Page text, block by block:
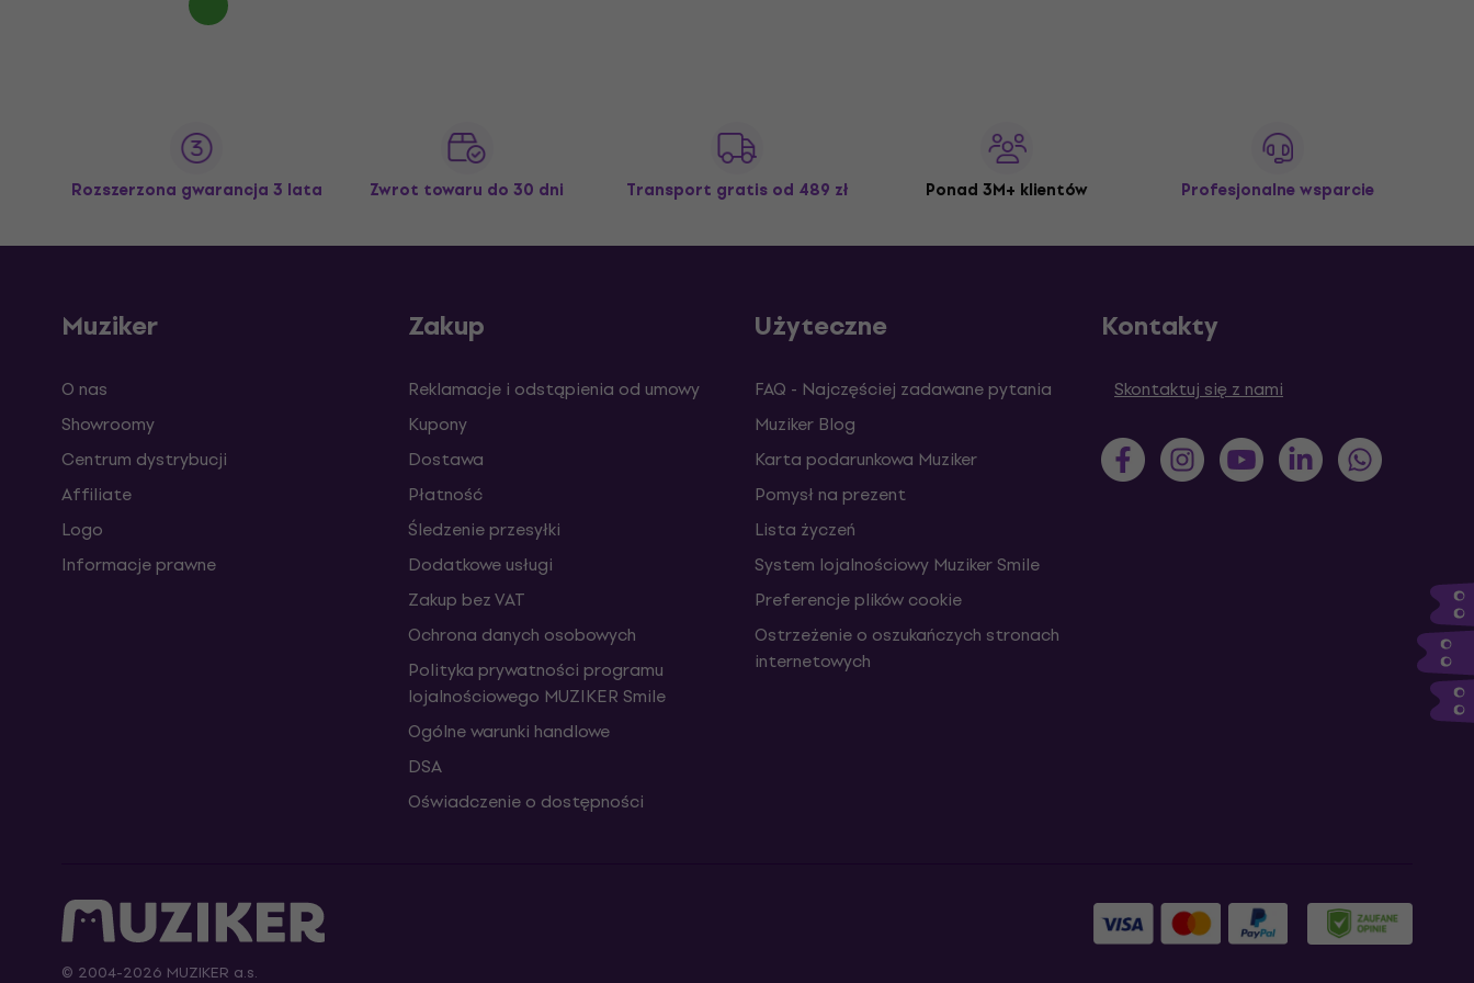
Rozszerzona gwarancja 3 lata Zwrot towaru do 30 dni Transport gratis od 489 zł Ponad 3M+ klientów Profesjonalne wsparcie
Muziker
O nas
Showroomy
Centrum dystrybucji
Affiliate
Logo
Informacje prawne
Zakup
Reklamacje i odstąpienia od umowy
Kupony
Dostawa
Płatność
Śledzenie przesyłki
Dodatkowe usługi
Zakup bez VAT
Ochrona danych osobowych
Polityka prywatności programu
lojalnościowego MUZIKER Smile
Ogólne warunki handlowe
DSA
Oświadczenie o dostępności
Użyteczne
FAQ - Najczęściej zadawane pytania
Muziker Blog
Karta podarunkowa Muziker
Pomysł na prezent
Lista życzeń
System lojalnościowy Muziker Smile
Preferencje plików cookie
Ostrzeżenie o oszukańczych stronach
internetowych
Kontakty
Skontaktuj się z nami
© 2004-2026 MUZIKER a.s.